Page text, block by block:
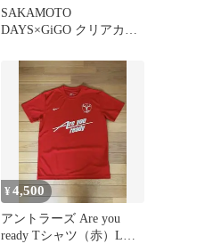
SAKAMOTO
DAYS×GiGO クリアカー
糖 94枚
¥4,500
アントラーズ Are you
ready Tシャツ（赤）Lサ